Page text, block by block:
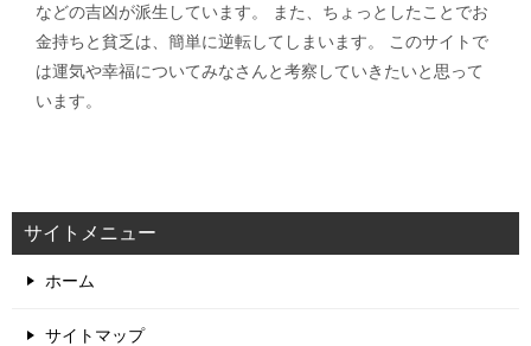
などの吉凶が派生しています。 また、ちょっとしたことでお
金持ちと貧乏は、簡単に逆転してしまいます。 このサイトで
は運気や幸福についてみなさんと考察していきたいと思って
います。
サイトメニュー
ホーム
サイトマップ